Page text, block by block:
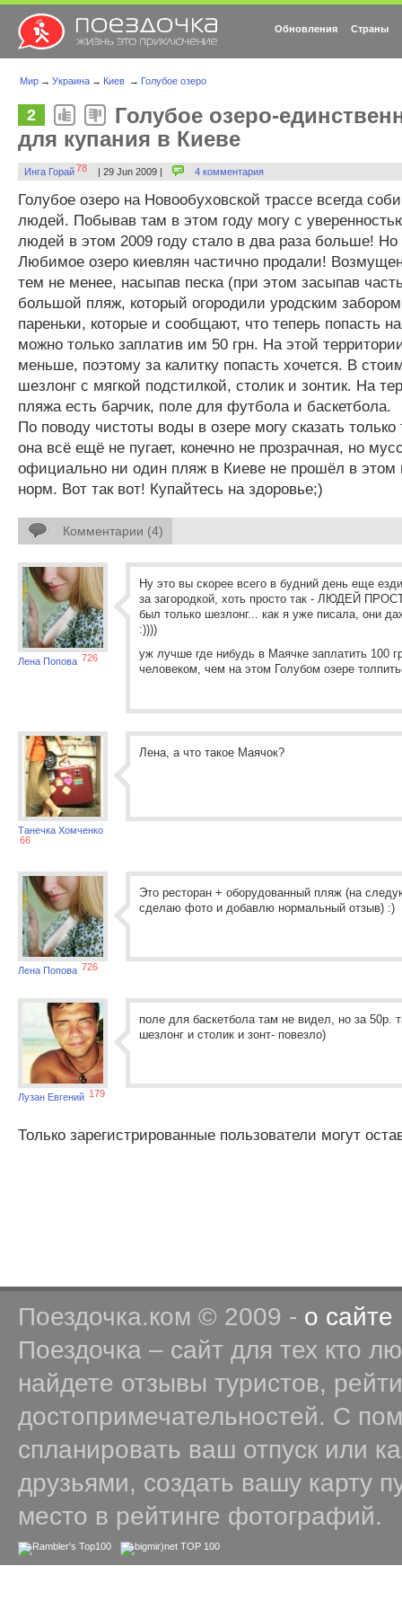
Обновления Страны
Мир → Украина → Киев → Голубое озеро
2
Голубое озеро-
для купания в Киеве
Инга Горай78 | 29 Jun 2009 | 4 комментария
Голубое озеро на Новообуховской трассе всегда
людей. Побывав там в этом году могу с
людей в этом 2009 году стало в два раза больше! Но
Любимое озеро киевлян частично продали!
тем не менее, насыпав песка (при этом засыпав
большой пляж, который огородили уродским
пареньки, которые и сообщают, что теперь попасть
можно только заплатив им 50 грн. На этой
меньше, поэтому за калитку попасть хочется. В
шезлонг с мягкой подстилкой, столик и зонтик. На
пляжа есть барчик, поле для футбола и баскетбола.
По поводу чистоты воды в озере могу сказать только
она всё ещё не пугает, конечно не прозрачная, но
официально ни один пляж в Киеве не прошёл в этом
норм. Вот так вот! Купайтесь на здоровье;)
Комментарии (4)
Лена Попова 726
Ну это вы скорее всего в будний день еще
за загородкой, хоть просто так - ЛЮДЕЙ
был только шезлонг... как я уже писала, они
:))))
уж лучше где нибудь в Маячке заплатить 100
человеком, чем на этом Голубом озере
Танечка Хомченко
66
Лена, а что такое Маячок?
Лена Попова 726
Это ресторан + оборудованный пляж (на
сделаю фото и добавлю нормальный отзыв) :)
Лузан Евгений 179
поле для баскетбола там не видел, но за 50р.
шезлонг и столик и зонт- повезло)
Только зарегистрированные пользователи могут
Поездочка.ком © 2009 - о сайте
Поездочка – сайт для тех кто
найдете отзывы туристов,
достопримечательностей. С
спланировать ваш отпуск или
друзьями, создать вашу карту
место в рейтинге фотографий.